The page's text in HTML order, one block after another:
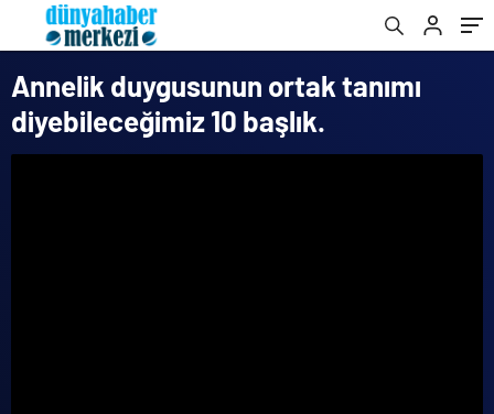
Annelik duygusunun ortak tanımı
diyebileceğimiz 10 başlık.